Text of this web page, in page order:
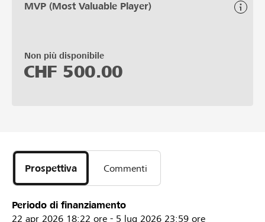
MVP (Most Valuable Player)
Non più disponibile
CHF 500.00
Prospettiva Commenti
Periodo di finanziamento
22 apr 2026 18:22 ore - 5 lug 2026 23:59 ore